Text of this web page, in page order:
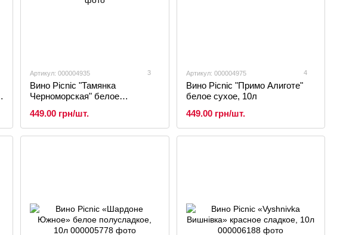
Артикул: 000004935 3
Вино Picnic "Тамянка
Черноморская" белое
449.00 грн/шт.
Артикул: 000004975 4
Вино Picnic "Примо Алиготе"
белое сухое, 10л
449.00 грн/шт.